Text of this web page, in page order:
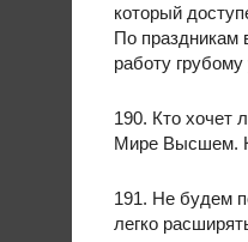
который
По праздникам
работу
190. Кто хочет
Мире Высшем.
191. Не будем
легко